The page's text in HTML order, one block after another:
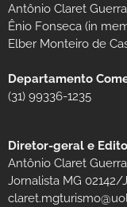
Antônio Claret Guerra
Ênio Fonseca (in
Elber Monteiro de
Departamento
(31) 99336-1235
Diretor-geral e
Antônio Claret Guerra
Jornalista MG 02142/